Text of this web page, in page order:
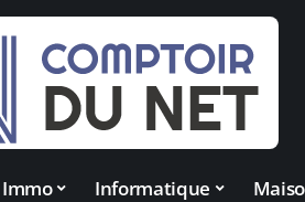
Immo Informatique